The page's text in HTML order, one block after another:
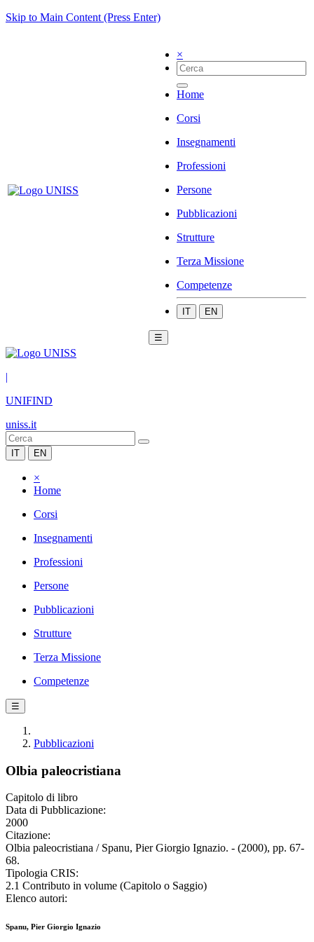
Skip to Main Content (Press Enter)
×
Home
Corsi
Insegnamenti
Professioni
Persone
Pubblicazioni
Strutture
Terza Missione
Competenze
IT EN
☰
|
UNIFIND
uniss.it
IT EN
×
Home
Corsi
Insegnamenti
Professioni
Persone
Pubblicazioni
Strutture
Terza Missione
Competenze
☰
Pubblicazioni
Olbia paleocristiana
Capitolo di libro
Data di Pubblicazione:
2000
Citazione:
Olbia paleocristiana / Spanu, Pier Giorgio Ignazio. - (2000), pp. 67-
68.
Tipologia CRIS:
2.1 Contributo in volume (Capitolo o Saggio)
Elenco autori:
Spanu, Pier Giorgio Ignazio